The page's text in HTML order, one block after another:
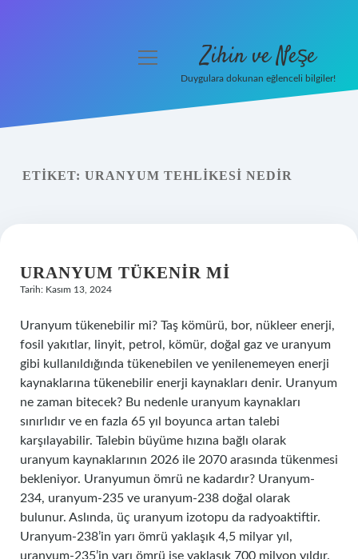
Yasal Uyarı
menüyü
Zihin ve Neşe
Duygulara dokunan eğlenceli bilgiler!
ETIKET: URANYUM TEHLIKESI NEDIR
URANYUM TÜKENIR MI
Tarih: Kasım 13, 2024
Uranyum tükenebilir mi? Taş kömürü, bor, nükleer enerji,
fosil yakıtlar, linyit, petrol, kömür, doğal gaz ve uranyum
gibi kullanıldığında tükenebilen ve yenilenemeyen enerji
kaynaklarına tükenebilir enerji kaynakları denir. Uranyum
ne zaman bitecek? Bu nedenle uranyum kaynakları
sınırlıdır ve en fazla 65 yıl boyunca artan talebi
karşılayabilir. Talebin büyüme hızına bağlı olarak
uranyum kaynaklarının 2026 ile 2070 arasında tükenmesi
bekleniyor. Uranyumun ömrü ne kadardır? Uranyum-
234, uranyum-235 ve uranyum-238 doğal olarak
bulunur. Aslında, üç uranyum izotopu da radyoaktiftir.
Uranyum-238’in yarı ömrü yaklaşık 4,5 milyar yıl,
uranyum-235’in yarı ömrü ise yaklaşık 700 milyon yıldır.